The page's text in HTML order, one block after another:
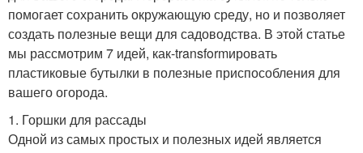
помогает сохранить окружающую среду, но и позволяет
создать полезные вещи для садоводства. В этой статье
мы рассмотрим 7 идей, как-transformировать
пластиковые бутылки в полезные приспособления для
вашего огорода.
1. Горшки для рассады
Одной из самых простых и полезных идей является